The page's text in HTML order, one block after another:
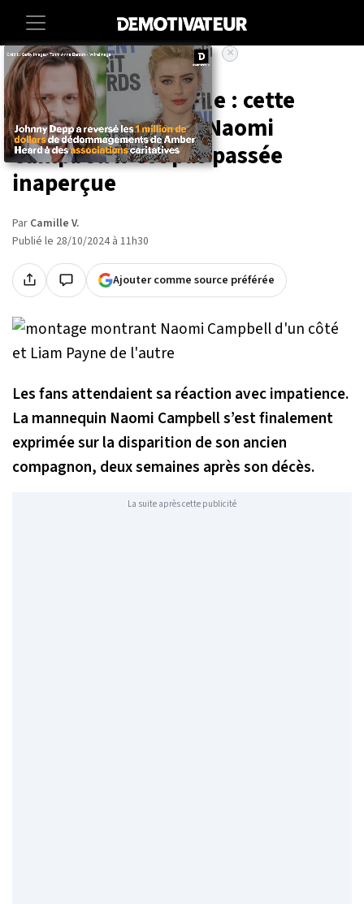
Accueil Entertainment People
Décès de Liam Payne : cette
réaction de son ex Naomi
Campbell n'est pas passée
inaperçue
Par Camille V.
Publié le 28/10/2024 à 11h30
Ajouter comme source préférée
Les fans attendaient sa réaction avec impatience.
La mannequin Naomi Campbell s’est finalement
exprimée sur la disparition de son ancien
compagnon, deux semaines après son décès.
La suite après cette publicité
×